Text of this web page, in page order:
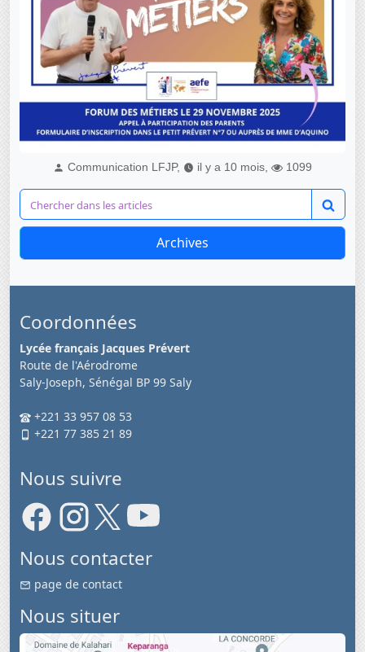
Communication LFJP, il y a 10 mois, 1099
Archives
Coordonnées
Lycée français Jacques Prévert
Route de l'Aérodrome
Saly-Joseph, Sénégal BP 99 Saly
+221 33 957 08 53
+221 77 385 21 89
Nous suivre
Nous contacter
page de contact
Nous situer